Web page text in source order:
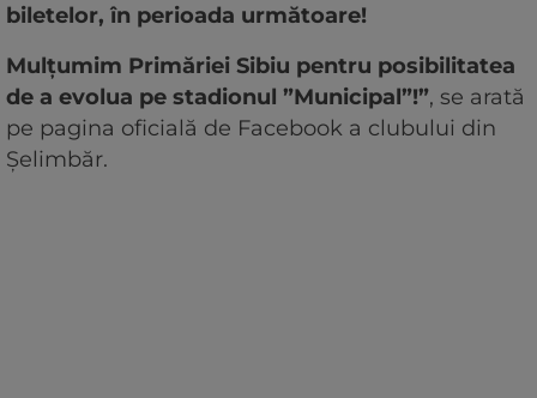
biletelor, în perioada următoare!
Mulțumim Primăriei Sibiu pentru posibilitatea
de a evolua pe stadionul ”Municipal”!”, se arată
pe pagina oficială de Facebook a clubului din
Șelimbăr.